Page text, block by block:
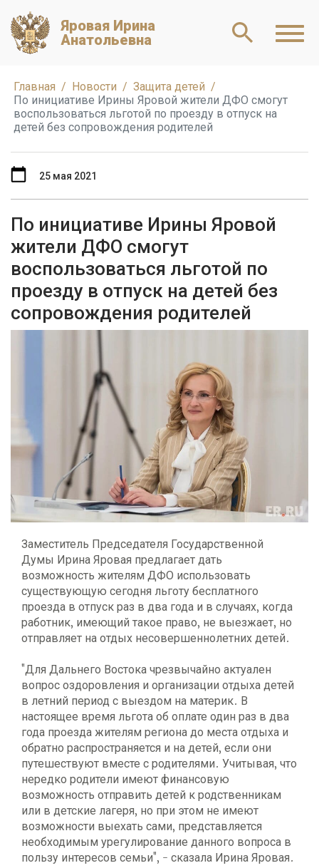
Яровая Ирина
Анатольевна
Главная Новости
Защита детей
По инициативе Ирины Яровой жители ДФО смогут
воспользоваться льготой по проезду в отпуск на
детей без сопровождения родителей
По инициативе Ирины Яровой
жители ДФО смогут
воспользоваться льготой по
проезду в отпуск на детей без
сопровождения родителей
25 мая 2021
Заместитель Председателя Государственной
Думы Ирина Яровая предлагает дать
возможность жителям ДФО использовать
существующую сегодня льготу бесплатного
проезда в отпуск раз в два года и в случаях, когда
работник, имеющий такое право, не выезжает, но
отправляет на отдых несовершеннолетних детей.
"Для Дальнего Востока чрезвычайно актуален
вопрос оздоровления и организации отдыха детей
в летний период с выездом на материк. В
настоящее время льгота об оплате один раз в два
года проезда жителям региона до места отдыха и
обратно распространяется и на детей, если они
путешествуют вместе с родителями. Учитывая, что
нередко родители имеют финансовую
возможность отправить детей к родственникам
или в детские лагеря, но при этом не имеют
возможности выехать сами, представляется
необходимым урегулирование данного вопроса в
пользу интересов семьи", - сказала Ирина Яровая.